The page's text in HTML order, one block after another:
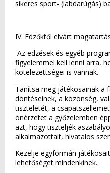
sikeres sport- (labdarúgás)
IV. Edzőktől elvárt
Az edzések és egyéb
figyelemmel kell lenni arra,
kötelezettségei is vannak.
Tanítsa meg játékosainak a
döntéseinek, a közönség,
tiszteletét, a
önérzetet a győzelemben
azt, hogy tiszteljék
alkalmazottait, hivatalos
Kezelje egyformán
lehetőséget mindenkinek.